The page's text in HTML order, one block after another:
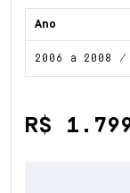
Ano
2006 a 2008 /
R$